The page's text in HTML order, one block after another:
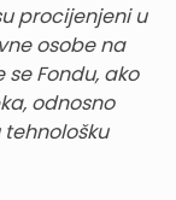
procijenjeni u
osobe na
Fondu, ako
odnosno